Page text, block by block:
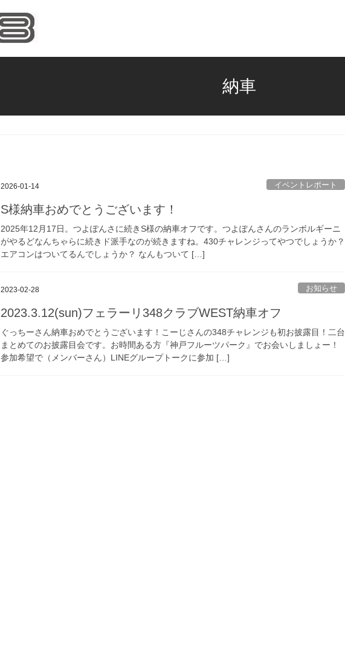
納車
2026-01-14 イベントレポート
S様納車おめでとうございます！
2025年12月17日。つよぽんさに続きS様の納車オフです。つよぽんさんのランボルギーニ
がやるどなんちゃらに続きド派手なのが続きますね。430チャレンジってやつでしょうか？
エアコンはついてるんでしょうか？ なんもついて […]
2023-02-28 お知らせ
2023.3.12(sun)フェラーリ348クラブWEST納車オフ
ぐっちーさん納車おめでとうございます！こーじさんの348チャレンジも初お披露目！二台
まとめてのお披露目会です。お時間ある方『神戸フルーツパーク』でお会いしましょー！
参加希望で（メンバーさん）LINEグループトークに参加 […]